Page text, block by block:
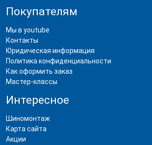
Покупателям
Мы в youtube
Контакты
Юридическая информация
Политика конфиденциальности
Как оформить заказ
Мастер-классы
Интересное
Шиномонтаж
Карта сайта
Акции